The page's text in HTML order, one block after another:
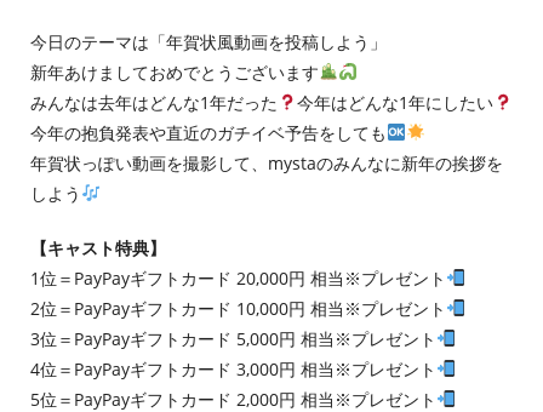
今日のテーマは「年賀状風動画を投稿しよう」
新年あけましておめでとうございます
みんなは去年はどんな1年だった
今年はどんな1年にしたい
今年の抱負発表や直近のガチイベ予告をしても
年賀状っぽい動画を撮影して、mystaのみんなに新年の挨拶を
しよう
【キャスト特典】
1位＝PayPayギフトカード 20,000円 相当※プレゼント
2位＝PayPayギフトカード 10,000円 相当※プレゼント
3位＝PayPayギフトカード 5,000円 相当※プレゼント
4位＝PayPayギフトカード 3,000円 相当※プレゼント
5位＝PayPayギフトカード 2,000円 相当※プレゼント